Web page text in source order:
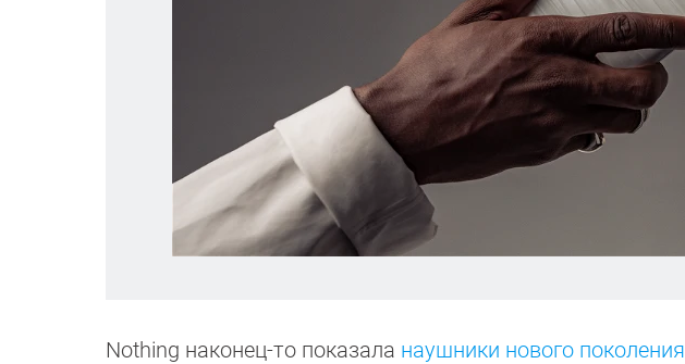
Nothing наконец-то показала наушники нового поколения